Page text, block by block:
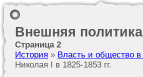
Внешняя политика
Страница 2
История » Власть и общество
Николая I в 1825-1853 гг.